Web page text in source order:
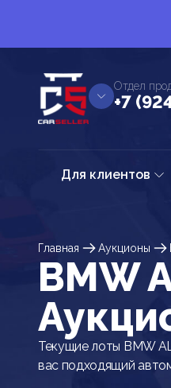
Отдел
+7
Для клиентов
Главная Аукционы
BMW
Текущие лоты BMW
вас подходящий